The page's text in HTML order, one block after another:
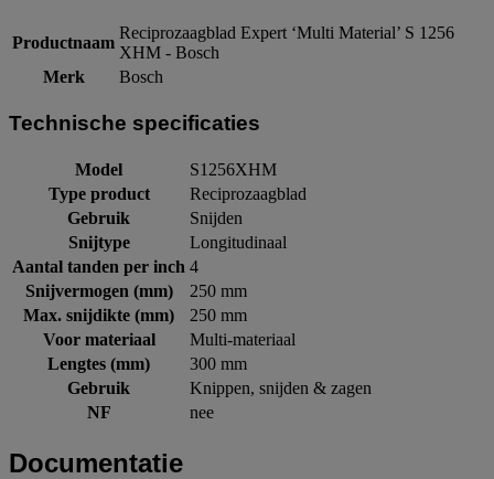
Productnaam
Reciprozaagblad Expert ‘Multi Material’ S 1256
XHM - Bosch
Merk
Bosch
Technische specificaties
Model
S1256XHM
Type product
Reciprozaagblad
Gebruik
Snijden
Snijtype
Longitudinaal
Aantal tanden per inch 4
Snijvermogen (mm)
250 mm
Max. snijdikte (mm)
250 mm
Voor materiaal
Multi-materiaal
Lengtes (mm)
300 mm
Gebruik
Knippen, snijden & zagen
NF
nee
Documentatie